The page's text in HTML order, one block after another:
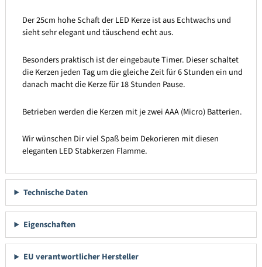
Der 25cm hohe Schaft der LED Kerze ist aus Echtwachs und
sieht sehr elegant und täuschend echt aus.
Besonders praktisch ist der eingebaute Timer. Dieser schaltet
die Kerzen jeden Tag um die gleiche Zeit für 6 Stunden ein und
danach macht die Kerze für 18 Stunden Pause.
Betrieben werden die Kerzen mit je zwei AAA (Micro) Batterien.
Wir wünschen Dir viel Spaß beim Dekorieren mit diesen
eleganten LED Stabkerzen Flamme.
Technische Daten
Eigenschaften
EU verantwortlicher Hersteller